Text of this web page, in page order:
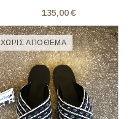
135,00 €
ΧΩΡΊΣ ΑΠΌΘΕΜΑ